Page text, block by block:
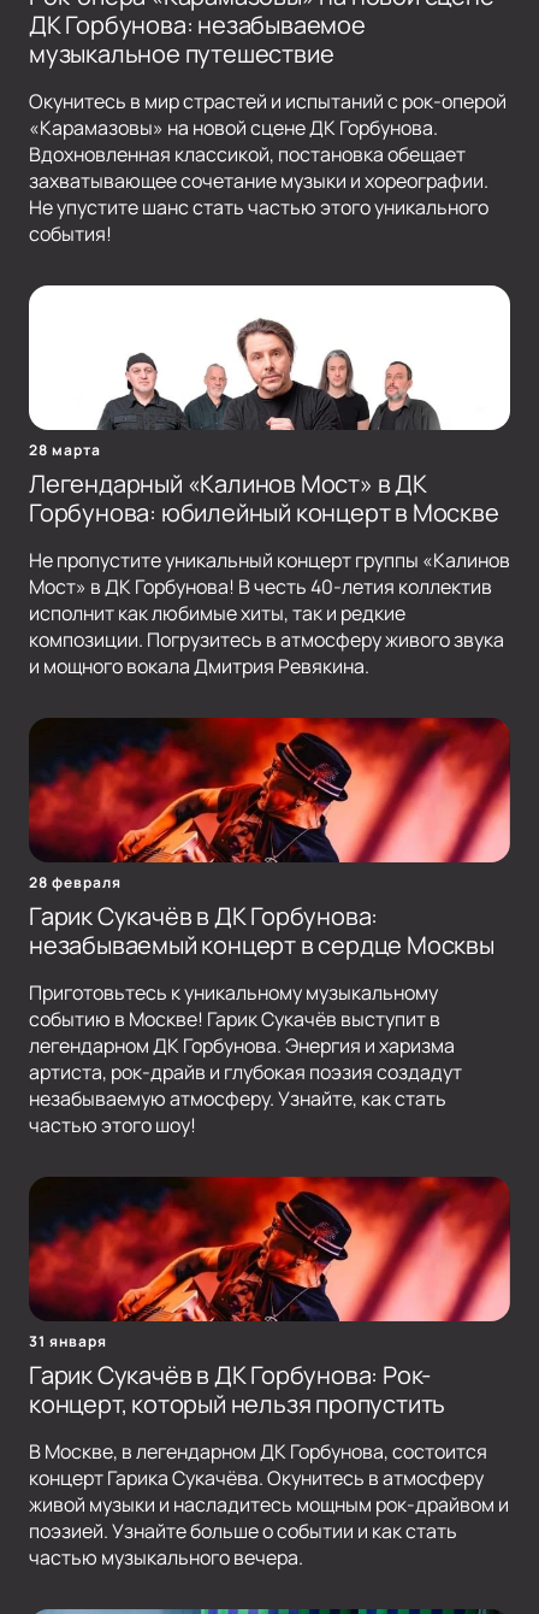
ДК Горбунова: незабываемое
музыкальное путешествие
Окунитесь в мир страстей и испытаний с рок-оперой
«Карамазовы» на новой сцене ДК Горбунова.
Вдохновленная классикой, постановка обещает
захватывающее сочетание музыки и хореографии.
Не упустите шанс стать частью этого уникального
события!
28 марта
Легендарный «Калинов Мост» в ДК
Горбунова: юбилейный концерт в Москве
Не пропустите уникальный концерт группы «Калинов
Мост» в ДК Горбунова! В честь 40-летия коллектив
исполнит как любимые хиты, так и редкие
композиции. Погрузитесь в атмосферу живого звука
и мощного вокала Дмитрия Ревякина.
28 февраля
Гарик Сукачёв в ДК Горбунова:
незабываемый концерт в сердце Москвы
Приготовьтесь к уникальному музыкальному
событию в Москве! Гарик Сукачёв выступит в
легендарном ДК Горбунова. Энергия и харизма
артиста, рок-драйв и глубокая поэзия создадут
незабываемую атмосферу. Узнайте, как стать
частью этого шоу!
31 января
Гарик Сукачёв в ДК Горбунова: Рок-
концерт, который нельзя пропустить
В Москве, в легендарном ДК Горбунова, состоится
концерт Гарика Сукачёва. Окунитесь в атмосферу
живой музыки и насладитесь мощным рок-драйвом и
поэзией. Узнайте больше о событии и как стать
частью музыкального вечера.